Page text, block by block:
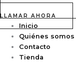
LLAMAR AHORA
Inicio
Quiénes somos
Contacto
Tienda